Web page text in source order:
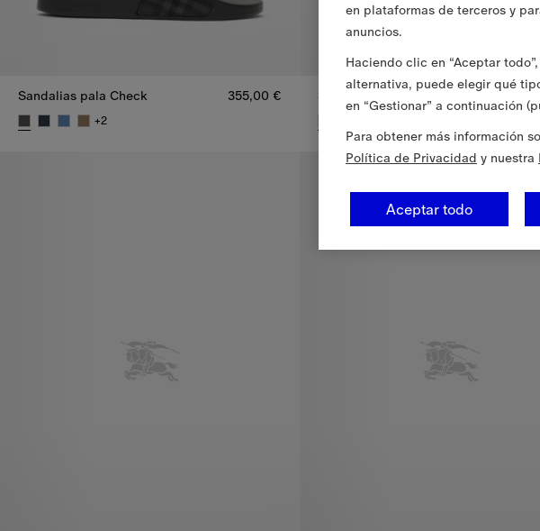
Sandalias pala Check 355,00 €
+2
Sandalias pala Check
Sandalias pala Check, 355,00 €
en plataformas de terceros y
anuncios.
Haciendo clic en “Aceptar
alternativa, puede elegir qué
en “Gestionar” a continuación
Para obtener más información
Política de Privacidad y nuestra
Aceptar todo